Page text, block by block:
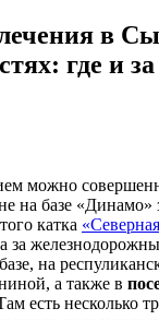
в
где и
можно
на базе
катка
за
на
а также в
есть несколько